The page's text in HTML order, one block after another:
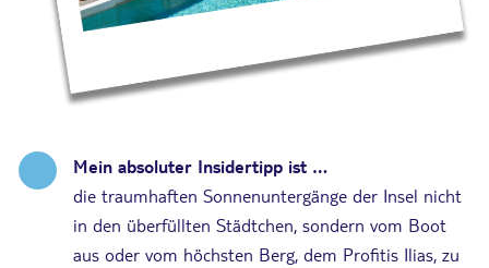
Mein absoluter Insidertipp ist …
die traumhaften Sonnenuntergänge der Insel nicht
in den überfüllten Städtchen, sondern vom Boot
aus oder vom höchsten Berg, dem Profitis Ilias, zu